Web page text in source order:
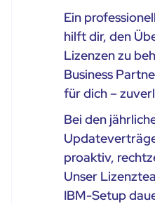
Ein
hilft dir, den
Lizenzen zu
Business
für dich –
Bei den
proaktiv,
Unser
IBM-Setup